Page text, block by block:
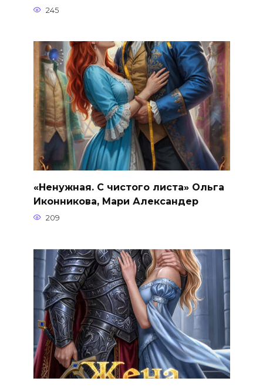
245
«Ненужная. С чистого листа» Ольга
Иконникова, Мари Александер
209